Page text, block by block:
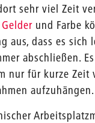
sehr viel Zeit
Gelder und Farbe
aus, dass es
abschließen.
nur für kurze
aufzuhängen.